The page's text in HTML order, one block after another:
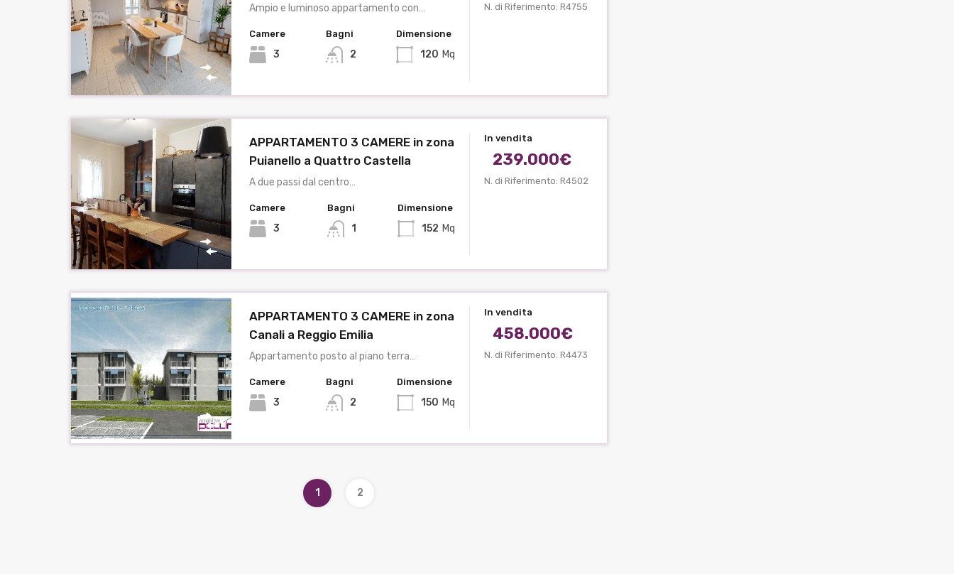
Ampio e luminoso appartamento con…
Camere
3
Bagni
2
Dimensione
120 Mq
N. di Riferimento: R4755
APPARTAMENTO 3 CAMERE in zona
Puianello a Quattro Castella
A due passi dal centro…
Camere
3
Bagni
1
Dimensione
152 Mq
In vendita
239.000€
N. di Riferimento: R4502
APPARTAMENTO 3 CAMERE in zona
Canali a Reggio Emilia
Appartamento posto al piano terra…
Camere
3
Bagni
2
Dimensione
150 Mq
In vendita
458.000€
N. di Riferimento: R4473
1 2